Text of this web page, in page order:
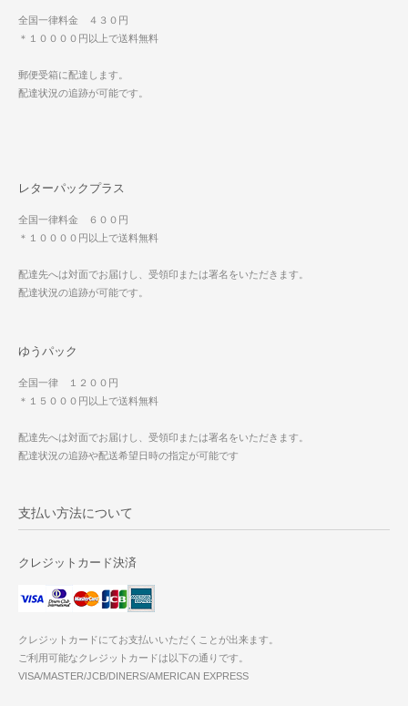
全国一律料金 ４３０円
＊１００００円以上で送料無料
郵便受箱に配達します。
配達状況の追跡が可能です。
レターパックプラス
全国一律料金 ６００円
＊１００００円以上で送料無料
配達先へは対面でお届けし、受領印または署名をいただきます。
配達状況の追跡が可能です。
ゆうパック
全国一律 １２００円
＊１５０００円以上で送料無料
配達先へは対面でお届けし、受領印または署名をいただきます。
配達状況の追跡や配送希望日時の指定が可能です
支払い方法について
クレジットカード決済
クレジットカードにてお支払いいただくことが出来ます。
ご利用可能なクレジットカードは以下の通りです。
VISA/MASTER/JCB/DINERS/AMERICAN EXPRESS